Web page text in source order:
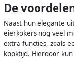
De
Naast hun elegante
eierkokers nog veel
extra functies, zoals
kooktijd. Hierdoor